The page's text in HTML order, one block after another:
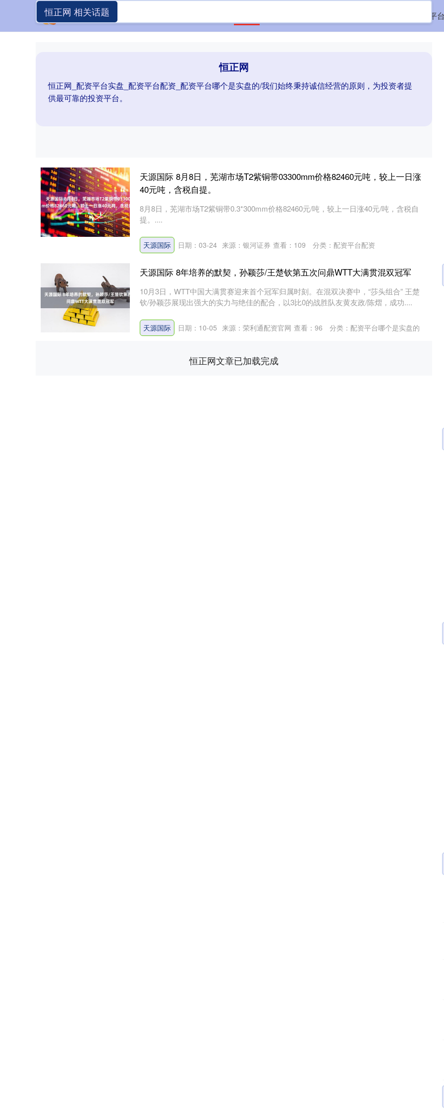
配资平
恒正网
恒正网_配资平台实盘_配资平台配资_配资平台哪个是实盘的/我们始终秉持诚信经营的原则，为投资者提
供最可靠的投资平台。
恒正网 相关话题
天源国际 8月8日，芜湖市场T2紫铜带03300mm价格82460元吨，较上一日涨
40元吨，含税自提。
8月8日，芜湖市场T2紫铜带0.3*300mm价格82460元/吨，较上一日涨40元/吨，含税自
提。....
天源国际 日期：03-24 来源：银河证券 查看： 109 分类： 配资平台配资
天源国际 8年培养的默契，孙颖莎/王楚钦第五次问鼎WTT大满贯混双冠军
10月3日，WTT中国大满贯赛迎来首个冠军归属时刻。在混双决赛中，“莎头组合” 王楚
钦/孙颖莎展现出强大的实力与绝佳的配合，以3比0的战胜队友黄友政/陈熠，成功....
天源国际 日期：10-05 来源：荣利通配资官网 查看： 96 分类： 配资平台哪个是实盘的
恒正网文章已加载完成
2.13% 上证指数 3940.04 39.68 1.02% 深证成指 14311.01 200.89 1.42%